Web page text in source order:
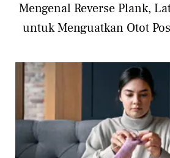
Mengenal Reverse Plank,
untuk Menguatkan Otot